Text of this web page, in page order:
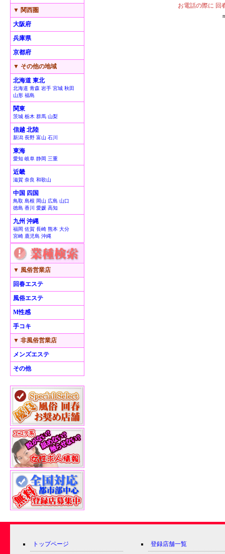
▼ 関西圏
大阪府
兵庫県
京都府
▼ その他の地域
北海道 東北
北海道 青森 岩手 宮城 秋田
山形 福島
関東
茨城 栃木 群馬 山梨
信越 北陸
新潟 長野 富山 石川
東海
愛知 岐阜 静岡 三重
近畿
滋賀 奈良 和歌山
中国 四国
鳥取 島根 岡山 広島 山口
徳島 香川 愛媛 高知
九州 沖縄
福岡 佐賀 長崎 熊本 大分
宮崎 鹿児島 沖縄
▼ 風俗営業店
回春エステ
風俗エステ
M性感
手コキ
▼ 非風俗営業店
メンズエステ
その他
お電話の際に 回
トップページ 登録店舗一覧